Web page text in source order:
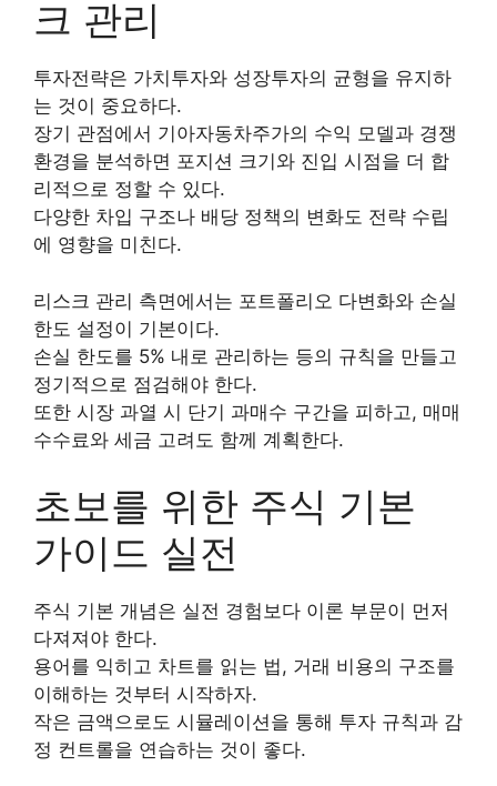
크 관리
투자전략은 가치투자와 성장투자의 균형을 유지하
는 것이 중요하다.
장기 관점에서 기아자동차주가의 수익 모델과 경쟁
환경을 분석하면 포지션 크기와 진입 시점을 더 합
리적으로 정할 수 있다.
다양한 차입 구조나 배당 정책의 변화도 전략 수립
에 영향을 미친다.
리스크 관리 측면에서는 포트폴리오 다변화와 손실
한도 설정이 기본이다.
손실 한도를 5% 내로 관리하는 등의 규칙을 만들고
정기적으로 점검해야 한다.
또한 시장 과열 시 단기 과매수 구간을 피하고, 매매
수수료와 세금 고려도 함께 계획한다.
초보를 위한 주식 기본
가이드 실전
주식 기본 개념은 실전 경험보다 이론 부문이 먼저
다져져야 한다.
용어를 익히고 차트를 읽는 법, 거래 비용의 구조를
이해하는 것부터 시작하자.
작은 금액으로도 시뮬레이션을 통해 투자 규칙과 감
정 컨트롤을 연습하는 것이 좋다.